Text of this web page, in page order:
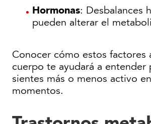
Hormonas: Desbalances
pueden alterar el
Conocer cómo estos factores
cuerpo te ayudará a entender
sientes más o menos activo
momentos.